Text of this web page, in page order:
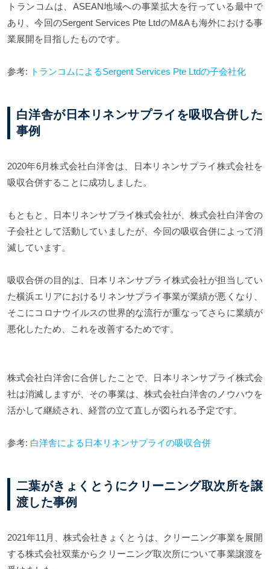
トランコムは、ASEAN地域への事業拡大を行っている最中で
あり、今回のSergent Services Pte LtdのM&Aも海外における事
業展開を目指したものです。
参考: トランコムによるSergent Services Pte Ltdの子会社化
白洋舎が日本リネンサプライを吸収合併した
事例
2020年6月株式会社白洋舍は、日本リネンサプライ株式会社を
吸収合併することに成功しました。
もともと、日本リネンサプライ株式会社が、株式会社白洋舍の
子会社として活動していましたが、今回の吸収合併によって消
滅しています。
吸収合併の目的は、日本リネンサプライ株式会社が担当してい
た横浜エリアにおけるリネンサプライ事業が業績が悪くなり、
そこにコロナウイルスの世界的な流行が重なってさらに業績が
悪化したため、これを改善するためです。
株式会社白洋舍に合併したことで、日本リネンサプライ株式会
社は消滅しますが、その事業は、株式会社白洋舎のノウハウを
活かして継続され、経営の立て直しが図られる予定です。
参考: 白洋舎による日本リネンサプライの吸収合併
二葉がきょくとうにクリーニング取次所を譲
渡した事例
2021年11月、株式会社きょくとうは、クリーニング事業を展開
する株式会社双葉からクリーニング取次所について事業譲渡を